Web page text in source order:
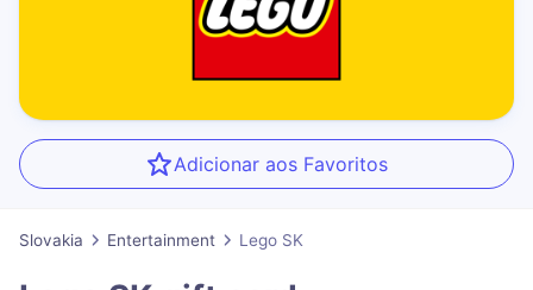
Adicionar aos Favoritos
Slovakia Entertainment Lego SK